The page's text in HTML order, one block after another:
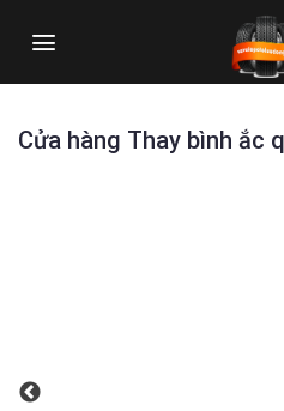
Cửa hàng Thay bình ắc